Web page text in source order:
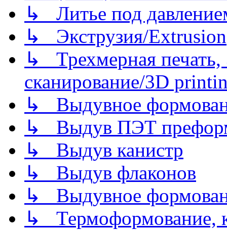
↳ Литье под
↳ Экструзия/Extrusion
↳ Трехмерная
сканирование/3D
↳ Выдувное
↳ Выдув ПЭТ
↳ Выдув канистр
↳ Выдув флаконов
↳ Выдувное
↳ Термоформование,